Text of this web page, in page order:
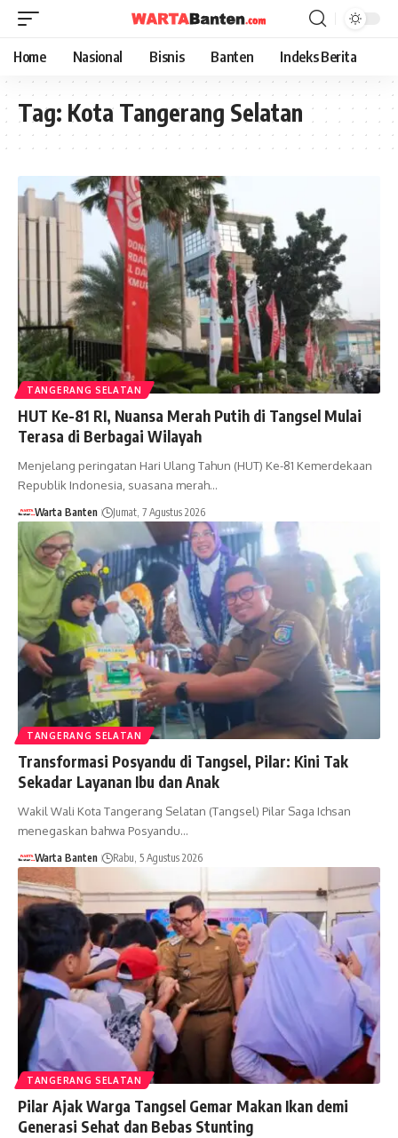
Home Nasional Bisnis Banten Indeks Berita
Tag: Kota Tangerang Selatan
TANGERANG SELATAN
HUT Ke-81 RI, Nuansa Merah Putih di Tangsel Mulai
Terasa di Berbagai Wilayah
Menjelang peringatan Hari Ulang Tahun (HUT) Ke-81 Kemerdekaan
Republik Indonesia, suasana merah…
Warta Banten Jumat, 7 Agustus 2026
TANGERANG SELATAN
Transformasi Posyandu di Tangsel, Pilar: Kini Tak
Sekadar Layanan Ibu dan Anak
Wakil Wali Kota Tangerang Selatan (Tangsel) Pilar Saga Ichsan
menegaskan bahwa Posyandu…
Warta Banten Rabu, 5 Agustus 2026
TANGERANG SELATAN
Pilar Ajak Warga Tangsel Gemar Makan Ikan demi
Generasi Sehat dan Bebas Stunting